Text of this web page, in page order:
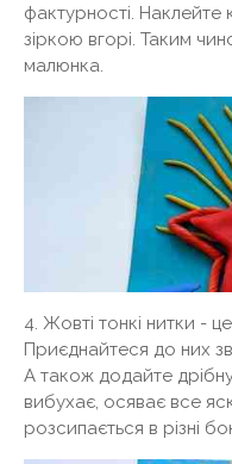
фактурності. Наклейте
зіркою вгорі. Таким
малюнка.
4. Жовті тонкі нитки -
Приєднайтеся до них
А також додайте
вибухає, осяває все
розсипається в різні